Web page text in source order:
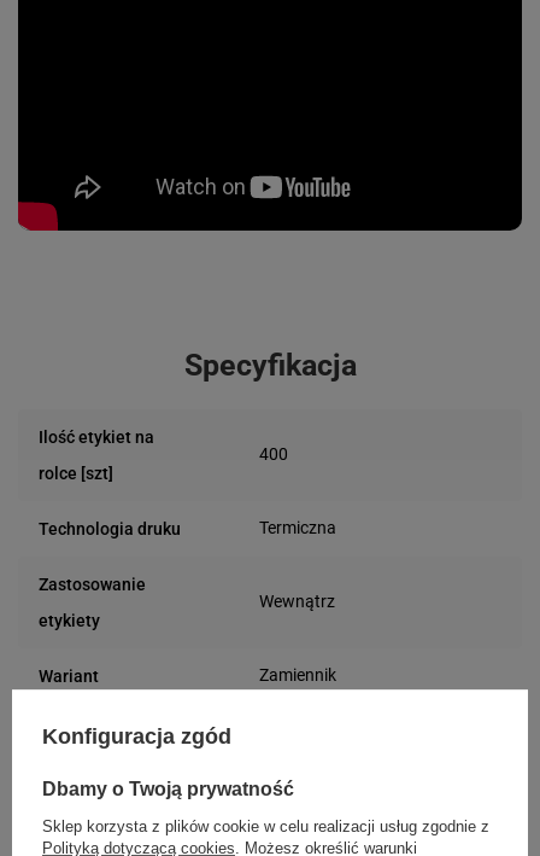
Specyfikacja
Ilość etykiet na
rolce [szt]
400
Technologia druku Termiczna
Zastosowanie
etykiety
Wewnątrz
Wariant Zamiennik
Kształt etykiety
Materiał Papier
Średnica gilzy Nie dotyczy
Konfiguracja zgód
Dbamy o Twoją prywatność
Sklep korzysta z plików cookie w celu realizacji usług zgodnie z
Polityką dotyczącą cookies. Możesz określić warunki